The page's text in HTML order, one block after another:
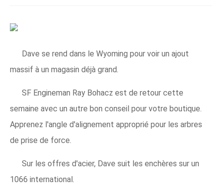
Dave se rend dans le Wyoming pour voir un ajout
massif à un magasin déjà grand.
SF Engineman Ray Bohacz est de retour cette
semaine avec un autre bon conseil pour votre boutique.
Apprenez l'angle d'alignement approprié pour les arbres
de prise de force.
Sur les offres d'acier, Dave suit les enchères sur un
1066 international.